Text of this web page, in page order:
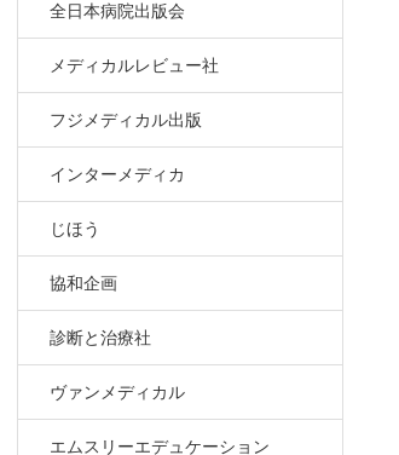
全日本病院出版会
メディカルレビュー社
フジメディカル出版
インターメディカ
じほう
協和企画
診断と治療社
ヴァンメディカル
エムスリーエデュケーション